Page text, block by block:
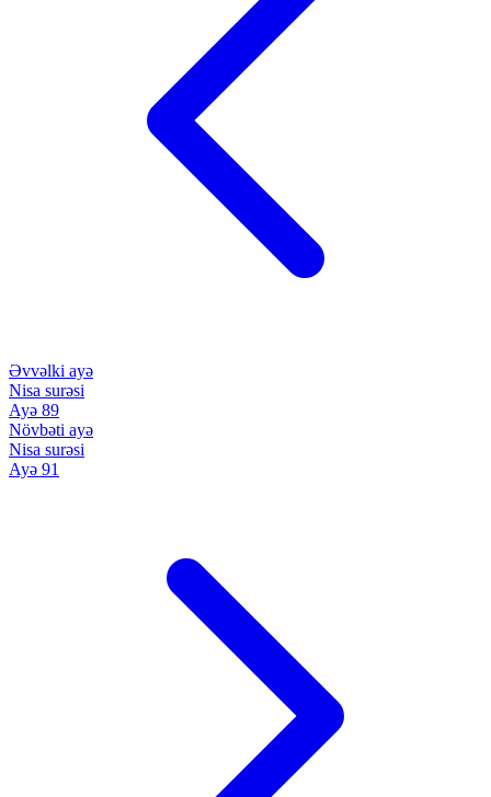
Əvvəlki ayə
Nisa surəsi
Ayə 89
Növbəti ayə
Nisa surəsi
Ayə 91